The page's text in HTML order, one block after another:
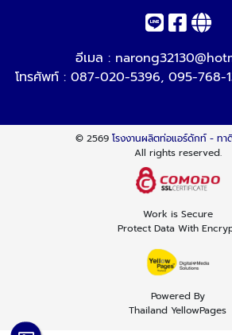
อีเมล :
โทรศัพท์ : 087-020-5396, 095-768-
© 2569 โรงงานผลิตท่อแอร์ดักท์ - ทา
All rights reserved.
Work is Secure
Protect Data With
Powered By
Thailand YellowPages